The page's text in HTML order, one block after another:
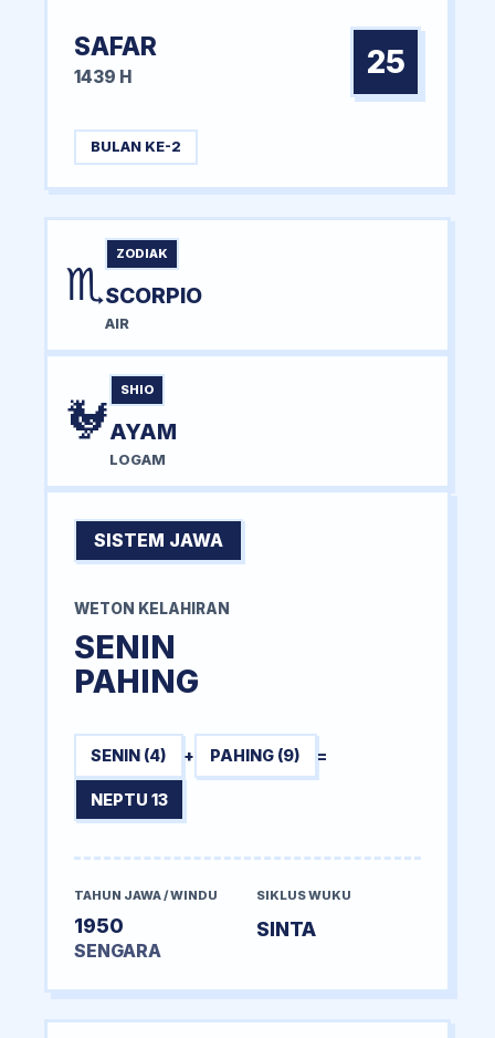
SAFAR
1439 H 25
BULAN KE-2
♏
ZODIAK
SCORPIO
AIR
🐓
SHIO
AYAM
LOGAM
SISTEM JAWA
WETON KELAHIRAN
SENIN
PAHING
SENIN (4) + PAHING (9) =
NEPTU 13
TAHUN JAWA / WINDU
1950
SENGARA
SIKLUS WUKU
SINTA